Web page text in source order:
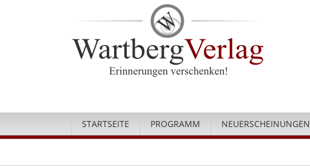
STARTSEITE PROGRAMM NEUERSCHEINUNGEN